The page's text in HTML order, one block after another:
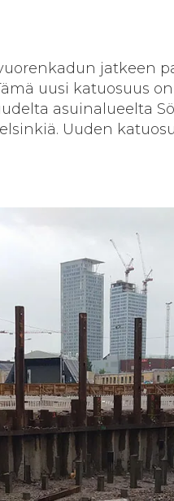
jatkeen
uusi katuosuus
asuinalueelta
Uuden